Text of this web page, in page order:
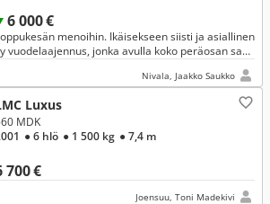
6 000 €
menoihin. Ikäisekseen siisti ja asiallinen
vuodelaajennus, jonka avulla koko peräosan saa
Nivala, Jaakko Saukko
Luxus
700 €
MDK
● 6 hlö ● 1 500 kg ● 7,4 m
Joensuu, Toni Madekivi